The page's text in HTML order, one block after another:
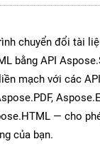
chuyển đổi tài
bằng API
mạch với các
— cho
của bạn.